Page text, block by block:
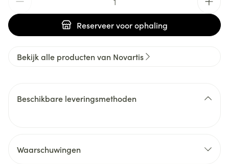
Reserveervoor ophaling
Bekijk alle producten van Novartis
Beschikbare leveringsmethoden
Waarschuwingen